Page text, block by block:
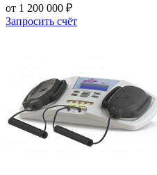
от 1 200 000 ₽
Запросить счёт